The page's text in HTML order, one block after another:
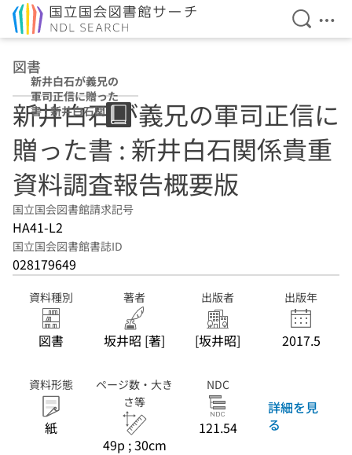
検索を
メ
図書
新井白石が義兄の
軍司正信に贈った
書 : 新井白石関係
貴重資料調査報告
概要版
新井白石が義兄の軍司正信に
贈った書 : 新井白石関係貴重
資料調査報告概要版
国立国会図書館請求記号
HA41-L2
国立国会図書館書誌ID
028179649
資料種別
図書
著者
坂井昭 [著]
出版者
[坂井昭]
出版年
2017.5
資料形態
紙
ページ数・大き
さ等
49p ; 30cm
NDC
121.54
詳細を見
る